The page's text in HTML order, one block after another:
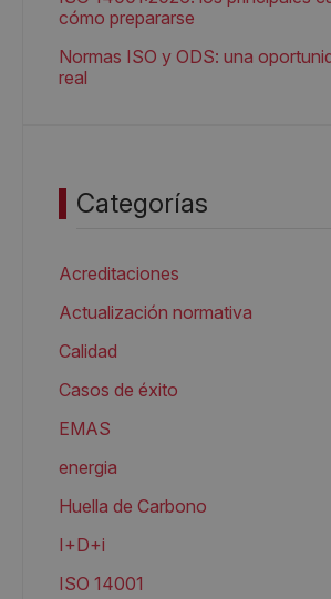
cómo prepararse
Normas ISO y ODS: una
real
Categorías
Acreditaciones
Actualización normativa
Calidad
Casos de éxito
EMAS
energia
Huella de Carbono
I+D+i
ISO 14001